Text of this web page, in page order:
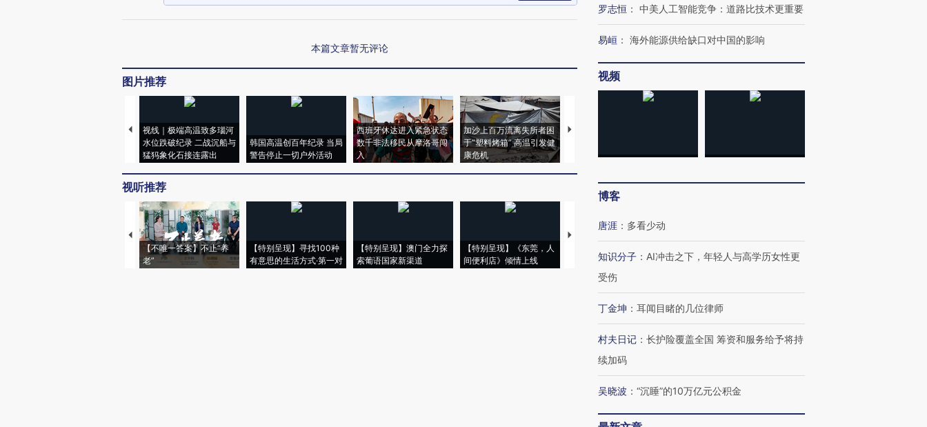
本篇文章暂无评论
图片推荐
视线｜极端高温致多瑙河
水位跌破纪录 二战沉船与
猛犸象化石接连露出
韩国高温创百年纪录 当局
警告停止一切户外活动
西班牙休达进入紧急状态
数千非法移民从摩洛哥闯
入
加沙上百万流离失所者困
于“塑料烤箱” 高温引发健
康危机
视线｜HYROX的吸金
心“花钱找虐”？
毒品
育部长拱下台
视听推荐
【不唯一答案】不止“养
老”
【特别呈现】寻找100种
有意思的生活方式·第一对
【特别呈现】澳门全力探
索葡语国家新渠道
【特别呈现】《东莞，人
间便利店》倾情上线
【推广】走进第四届链博
有意思的生活方式·第三对
住三大增长引擎是什么？
罗志恒 ： 中美人工智能竞争：道路比技术更重要
易峘 ： 海外能源供给缺口对中国的影响
视频
博客
唐涯 ： 多看少动
知识分子 ： AI冲击之下，年轻人与高学历女性更
受伤
丁金坤 ： 耳闻目睹的几位律师
村夫日记 ： 长护险覆盖全国 筹资和服务给予将持
续加码
吴晓波 ： “沉睡”的10万亿元公积金